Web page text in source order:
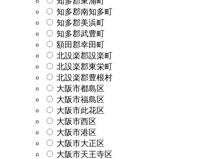
知多郡南知多町
知多郡美浜町
知多郡武豊町
額田郡幸田町
北設楽郡設楽町
北設楽郡東栄町
北設楽郡豊根村
大阪市都島区
大阪市福島区
大阪市此花区
大阪市西区
大阪市港区
大阪市大正区
大阪市天王寺区